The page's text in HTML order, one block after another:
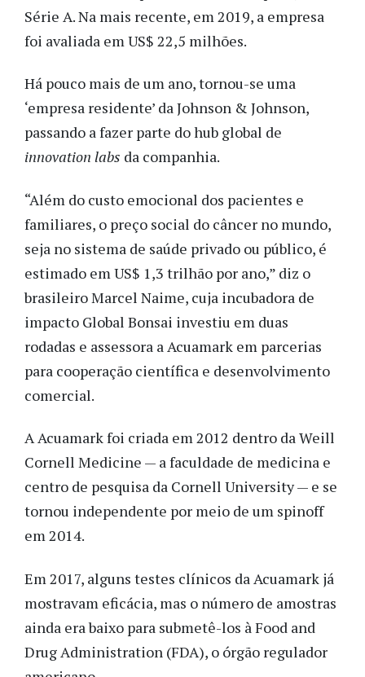
Série A. Na mais recente, em 2019, a empresa
foi avaliada em US$ 22,5 milhões.
Há pouco mais de um ano, tornou-se uma
‘empresa residente’ da Johnson & Johnson,
passando a fazer parte do hub global de
innovation labs da companhia.
“Além do custo emocional dos pacientes e
familiares, o preço social do câncer no mundo,
seja no sistema de saúde privado ou público, é
estimado em US$ 1,3 trilhão por ano,” diz o
brasileiro Marcel Naime, cuja incubadora de
impacto Global Bonsai investiu em duas
rodadas e assessora a Acuamark em parcerias
para cooperação científica e desenvolvimento
comercial.
A Acuamark foi criada em 2012 dentro da Weill
Cornell Medicine — a faculdade de medicina e
centro de pesquisa da Cornell University — e se
tornou independente por meio de um spinoff
em 2014.
Em 2017, alguns testes clínicos da Acuamark já
mostravam eficácia, mas o número de amostras
ainda era baixo para submetê-los à Food and
Drug Administration (FDA), o órgão regulador